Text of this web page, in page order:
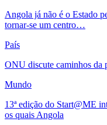
Angola já não é o Estado
tornar-se um centro…
País
ONU discute caminhos da
Mundo
13ª edição do Start@ME
os quais Angola